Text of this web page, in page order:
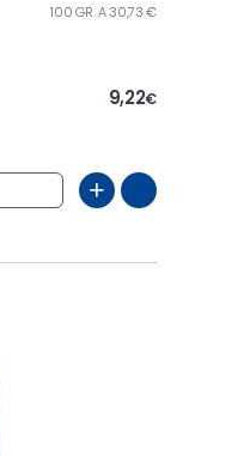
100 GR. A 30,73 €
9,22€
+